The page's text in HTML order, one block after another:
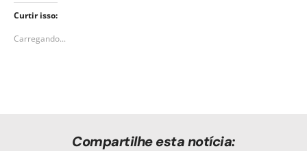
Curtir isso:
Carregando...
Compartilhe esta notícia: